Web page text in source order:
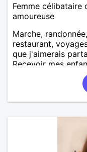
Femme célibataire
amoureuse
Marche,
restaurant,
que j'aimerais
Recevoir mes
amis. Bénévolat
cinéma
échanger avec
vie de partage, de
dehors des
m'engage à